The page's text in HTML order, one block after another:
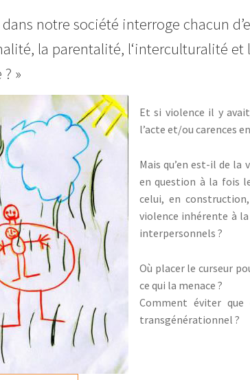
notre société interroge chacun
la parentalité, l‘interculturalité
»
Et si violence il y
l’acte et/ou carences
Mais qu’en est-il de
en question à la fois
celui, en
violence inhérente à
interpersonnels ?
Où placer le curseur
ce qui la menace ?
Comment éviter que
transgénérationnel ?